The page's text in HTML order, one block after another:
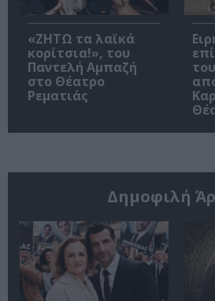
«ΖΗΤΩ τα λαϊκά
κορίτσια!», του
Παντελή Αμπαζή
στο Θέατρο
Ρεματιάς
Δημοφιλή